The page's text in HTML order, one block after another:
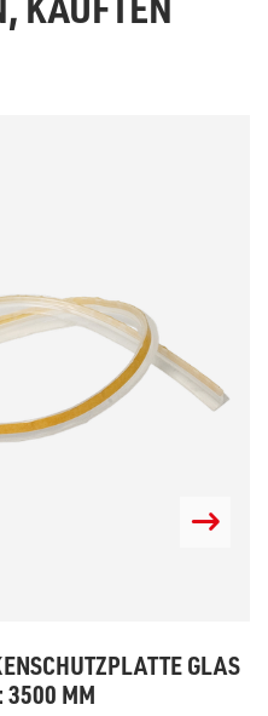
GLAS
3500 MM